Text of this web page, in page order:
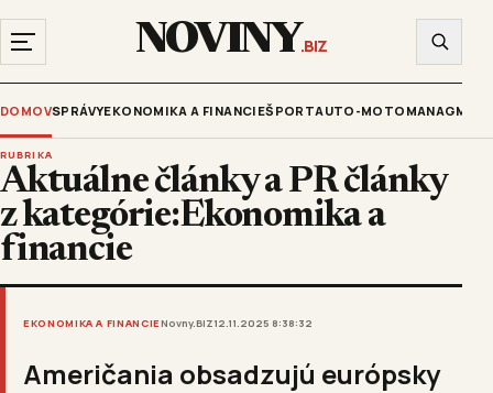
NOVINY.BIZ
DOMOVSPRÁVYEKONOMIKA A FINANCIEŠPORTAUTO-MOTO
RUBRIKA
Aktuálne články a PR články
z kategórie:Ekonomika a
financie
EKONOMIKA A FINANCIENovny.BIZ12.11.2025 8:38:32
Američania obsadzujú európsky